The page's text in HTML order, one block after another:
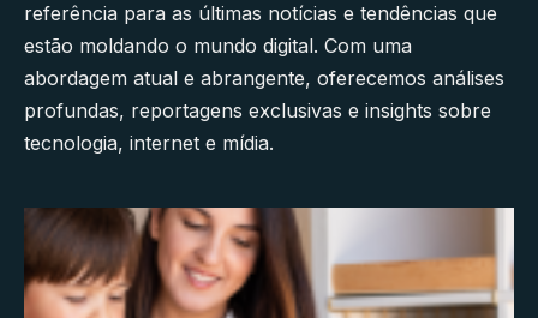
referência para as últimas notícias e tendências que
estão moldando o mundo digital. Com uma
abordagem atual e abrangente, oferecemos análises
profundas, reportagens exclusivas e insights sobre
tecnologia, internet e mídia.